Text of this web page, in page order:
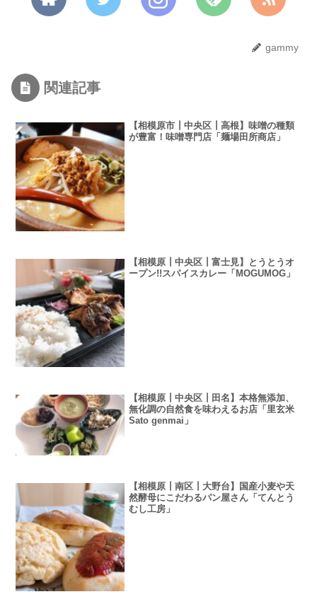
gammy
関連記事
【相模原市┃中央区┃高根】味噌の種類
が豊富！味噌専門店「麺場田所商店」
【相模原┃中央区┃富士見】とうとうオ
ープン!!スパイスカレー「MOGUMOG」
【相模原┃中央区┃田名】本格無添加、
無化調の自然食を味わえるお店「里玄米
Sato genmai」
【相模原┃南区┃大野台】国産小麦や天
然酵母にこだわるパン屋さん「てんとう
むし工房」